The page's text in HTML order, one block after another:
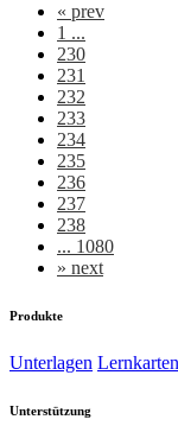
« prev
1 ...
230
231
232
233
234
235
236
237
238
... 1080
» next
Produkte
Unterlagen Lernkarten
Unterstützung